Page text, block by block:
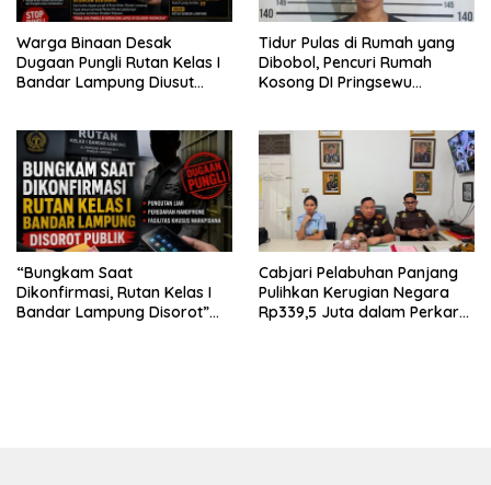
Warga Binaan Desak
Dugaan Pungli Rutan Kelas I
Bandar Lampung Diusut
Tidur Pulas di Rumah yang
Dibobol, Pencuri Rumah
Kosong DI Pringsewu
“Bungkam Saat
Dikonfirmasi, Rutan Kelas I
Bandar Lampung Disorot”
Cabjari Pelabuhan Panjang
Pulihkan Kerugian Negara
Rp339,5 Juta dalam Perkara